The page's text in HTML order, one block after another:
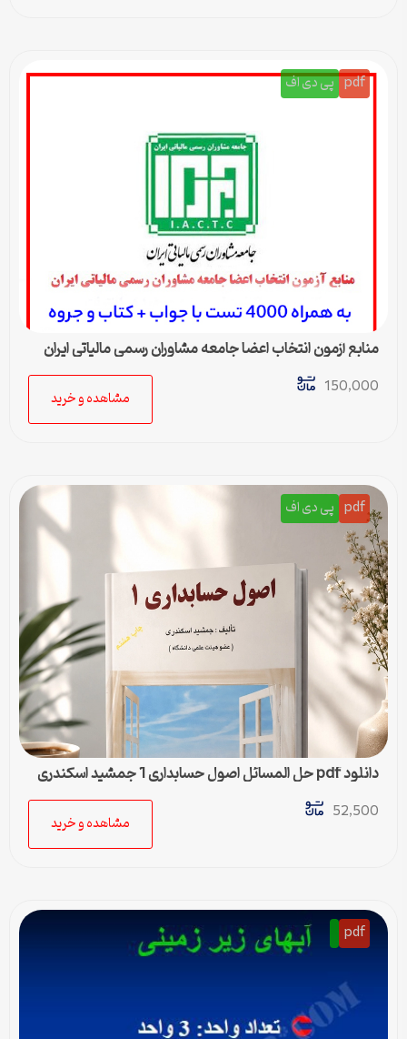
pdf پی دی اف
منابع آزمون انتخاب اعضا جامعه مشاوران رسمی مالیاتی ایران
150,000
مشاهده و خرید
pdf پی دی اف
دانلود pdf حل المسائل اصول حسابداری 1 جمشید اسکندری
52,500
مشاهده و خرید
pdf